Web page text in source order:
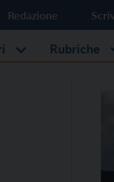
Redazione
Rubriche